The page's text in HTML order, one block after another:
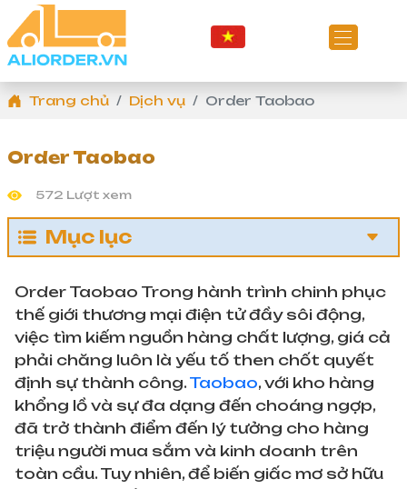
Trang chủ Dịch vụ Order Taobao
Order Taobao
572 Lượt xem
Mục lục
Order Taobao Trong hành trình chinh phục
thế giới thương mại điện tử đầy sôi động,
việc tìm kiếm nguồn hàng chất lượng, giá cả
phải chăng luôn là yếu tố then chốt quyết
định sự thành công. Taobao, với kho hàng
khổng lồ và sự đa dạng đến choáng ngợp,
đã trở thành điểm đến lý tưởng cho hàng
triệu người mua sắm và kinh doanh trên
toàn cầu. Tuy nhiên, để biến giấc mơ sở hữu